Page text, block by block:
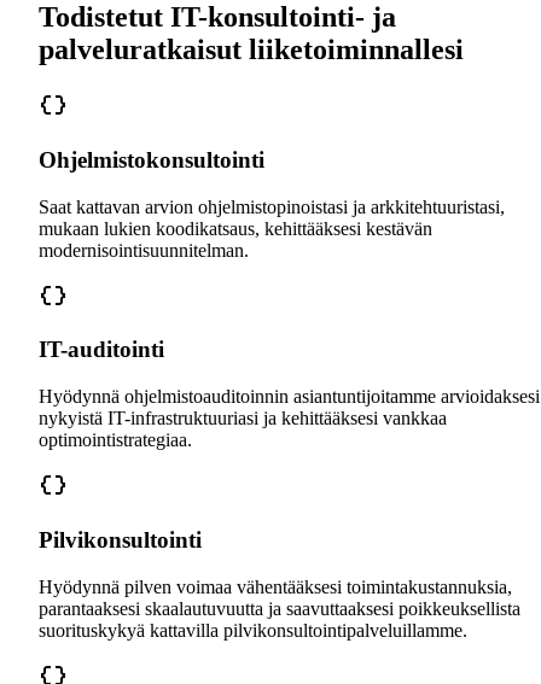
Todistetut IT-konsultointi- ja
palveluratkaisut liiketoiminnallesi
Ohjelmistokonsultointi
Saat kattavan arvion ohjelmistopinoistasi ja arkkitehtuuristasi,
mukaan lukien koodikatsaus, kehittääksesi kestävän
modernisointisuunnitelman.
IT-auditointi
Hyödynnä ohjelmistoauditoinnin asiantuntijoitamme arvioidaksesi
nykyistä IT-infrastruktuuriasi ja kehittääksesi vankkaa
optimointistrategiaa.
Pilvikonsultointi
Hyödynnä pilven voimaa vähentääksesi toimintakustannuksia,
parantaaksesi skaalautuvuutta ja saavuttaaksesi poikkeuksellista
suorituskykyä kattavilla pilvikonsultointipalveluillamme.